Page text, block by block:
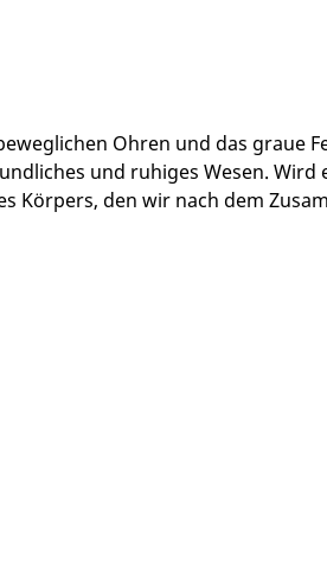
Ohren und das graue
und ruhiges Wesen. Wird
Körpers, den wir nach dem